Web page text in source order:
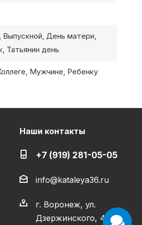
День матери,
Татьянин день
Мужчине, Ребенку
Наши контакты
+7 (919) 281-05-05
info@kataleya36.ru
г. Воронеж, ул.
Дзержинского, 4